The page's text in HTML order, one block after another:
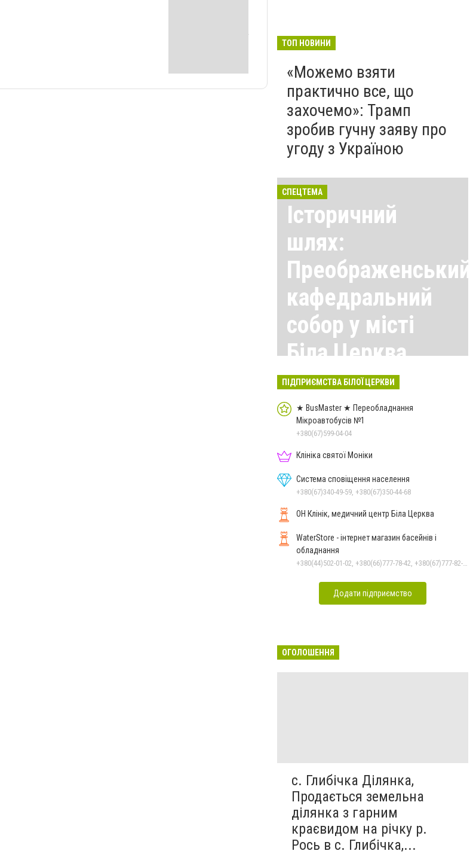
ТОП НОВИНИ
«Можемо взяти
практично все, що
захочемо»: Трамп
зробив гучну заяву про
угоду з Україною
СПЕЦТЕМА
Історичний
шлях:
Преображенський
кафедральний
собор у місті
Біла Церква
Всі матеріали тут
ПІДПРИЄМСТВА БІЛОЇ ЦЕРКВИ
★ BusMaster ★ Переобладнання
Мікроавтобусів №1
+380(67)599-04-04
Клініка святої Моніки
Система сповіщення населення
+380(67)340-49-59, +380(67)350-44-68
ОН Клінік, медичний центр Біла Церква
WaterStore - інтернет магазин басейнів і
обладнання
Додати підприємство
ОГОЛОШЕННЯ
с. Глибічка Ділянка,
Продається земельна
ділянка з гарним
краєвидом на річку р.
Рось в с. Глибічка,...